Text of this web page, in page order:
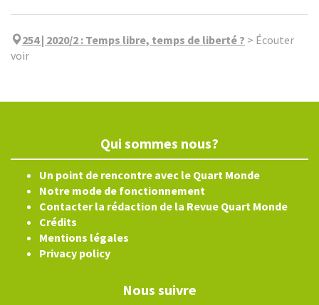
254 | 2020/2 : Temps libre, temps de liberté ? > Écouter
voir
Qui sommes nous?
Un point de rencontre avec le Quart Monde
Notre mode de fonctionnement
Contacter la rédaction de la Revue Quart Monde
Crédits
Mentions légales
Privacy policy
Nous suivre